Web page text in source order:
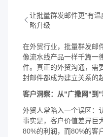
让批量群发邮件更"有
略升级
在外贸行业，批量群发邮
像流水线产品一样千篇一
件。真正的外贸沟通，需
封邮件都成为建立关系的
客户洞察：从"广撒网"到
外贸人常陷入一个误区：
事实是，客户价值差异巨
80%的利润，而80%的客